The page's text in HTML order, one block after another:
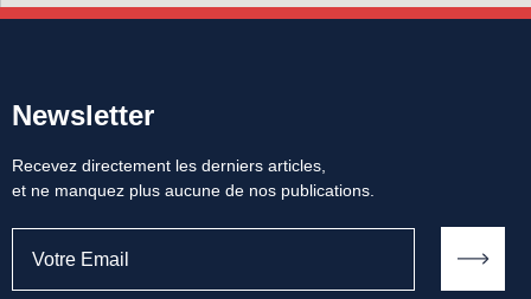
Newsletter
Recevez directement les derniers articles,
et ne manquez plus aucune de nos publications.